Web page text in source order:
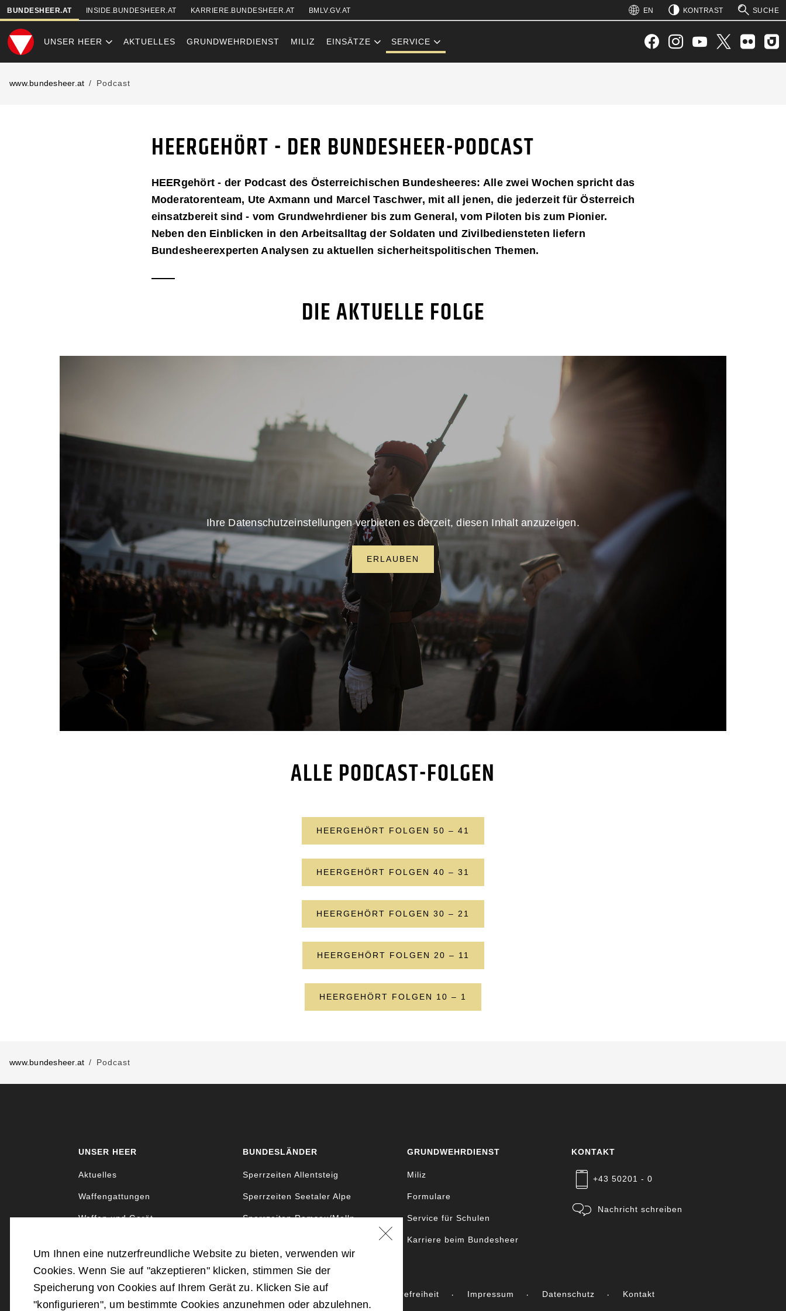
SKIPLINKS
BUNDESHEER.AT INSIDE.BUNDESHEER.AT KARRIERE.BUNDESHEER.AT BMLV.GV.AT EN KONTRAST SUCHE
UNSER HEER AKTUELLES GRUNDWEHRDIENST MILIZ EINSÄTZE SERVICE SUCHEN
HEERGEHOERT - DER BUNDESHEER-
www.bundesheer.at Podcast
HEERGEHÖRT - DER BUNDESHEER-PODCAST
HEERgehört - der Podcast des Österreichischen Bundesheeres: Alle zwei Wochen spricht das
Moderatorenteam, Ute Axmann und Marcel Taschwer, mit all jenen, die jederzeit für Österreich
einsatzbereit sind - vom Grundwehrdiener bis zum General, vom Piloten bis zum Pionier.
Neben den Einblicken in den Arbeitsalltag der Soldaten und Zivilbediensteten liefern
Bundesheerexperten Analysen zu aktuellen sicherheitspolitischen Themen.
DIE AKTUELLE FOLGE
Ihre Datenschutzeinstellungen verbieten es derzeit, diesen Inhalt anzuzeigen.
ERLAUBEN
ALLE PODCAST-FOLGEN
HEERGEHÖRT FOLGEN 50 – 41
HEERGEHÖRT FOLGEN 40 – 31
HEERGEHÖRT FOLGEN 30 – 21
HEERGEHÖRT FOLGEN 20 – 11
HEERGEHÖRT FOLGEN 10 – 1
www.bundesheer.at Podcast
UNSER HEER
Aktuelles
Waffengattungen
Waffen und Gerät
BUNDESLÄNDER
Sperrzeiten Allentsteig
Sperrzeiten Seetaler Alpe
Sperrzeiten Ramsau/Molln
GRUNDWEHRDIENST
Miliz
Formulare
Service für Schulen
Karriere beim Bundesheer
KONTAKT
+43 50201 - 0
Nachricht schreiben
©2026Bundesministerium für Landesverteidigung Barrierefreiheit Impressum Datenschutz Kontakt
Um Ihnen eine nutzerfreundliche Website zu bieten, verwenden wir
Cookies. Wenn Sie auf "akzeptieren" klicken, stimmen Sie der
Speicherung von Cookies auf Ihrem Gerät zu. Klicken Sie auf
"konfigurieren", um bestimmte Cookies anzunehmen oder abzulehnen.